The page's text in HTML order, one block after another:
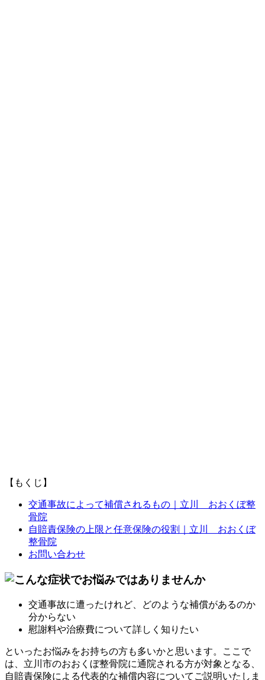
【もくじ】
交通事故によって補償されるもの｜立川 おおくぼ整
骨院
自賠責保険の上限と任意保険の役割｜立川 おおくぼ
整骨院
お問い合わせ
交通事故に遭ったけれど、どのような補償があるのか
分からない
慰謝料や治療費について詳しく知りたい
といったお悩みをお持ちの方も多いかと思います。
ここで
は、立川市のおおくぼ整骨院に通院される方が対象となる、
自賠責保険による代表的な補償内容についてご説明いたしま